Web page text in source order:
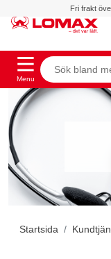
Fri frakt
Menu
Startsida